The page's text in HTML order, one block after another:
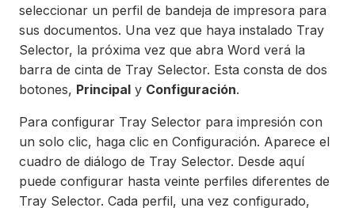
seleccionar un perfil de bandeja de impresora para
sus documentos. Una vez que haya instalado Tray
Selector, la próxima vez que abra Word verá la
barra de cinta de Tray Selector. Esta consta de dos
botones, Principal y Configuración.
Para configurar Tray Selector para impresión con
un solo clic, haga clic en Configuración. Aparece el
cuadro de diálogo de Tray Selector. Desde aquí
puede configurar hasta veinte perfiles diferentes de
Tray Selector. Cada perfil, una vez configurado,